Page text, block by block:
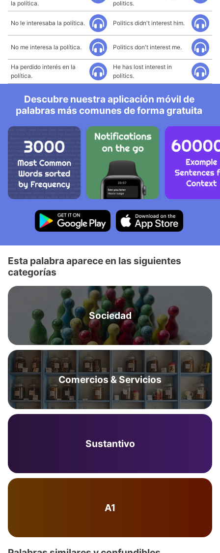
la política.
politics.
No le interesaba la política. Politics didn't interest him.
No me interesa la política. Politics don't interest me.
Ha perdido interés en la
política.
He has lost interest in
politics.
Descubre nuestra aplicación móvil de
palabras más comunes de forma gratuita
Esta palabra aparece en las siguientes
categorías
Sociedad
Comercios & Servicios
Sustantivo
A1